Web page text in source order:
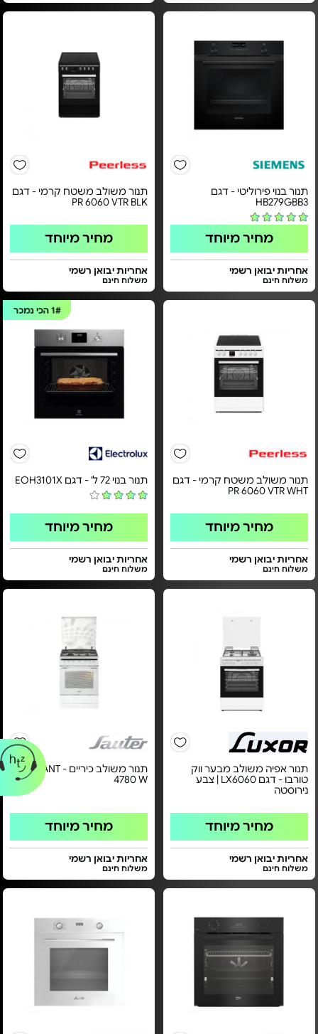
תנור בנוי פירוליטי - דגם
HB279GBB3
מחיר מיוחד
אחריות יבואן רשמי
משלוח חינם
תנור משולב משטח קרמי - דגם
PR 6060 VTR BLK
מחיר מיוחד
אחריות יבואן רשמי
משלוח חינם
תנור משולב משטח קרמי - דגם
PR 6060 VTR WHT
מחיר מיוחד
אחריות יבואן רשמי
משלוח חינם
1#הכי נמכר
תנור בנוי 72 ל' - דגם EOH3101X
מחיר מיוחד
אחריות יבואן רשמי
משלוח חינם
תנור אפיה משולב מבער ווק
טורבו - דגם LX6060 | צבע
נירוסטה
מחיר מיוחד
אחריות יבואן רשמי
משלוח חינם
תנור משולב כיריים - ELEGANT
4780 W
מחיר מיוחד
אחריות יבואן רשמי
משלוח חינם